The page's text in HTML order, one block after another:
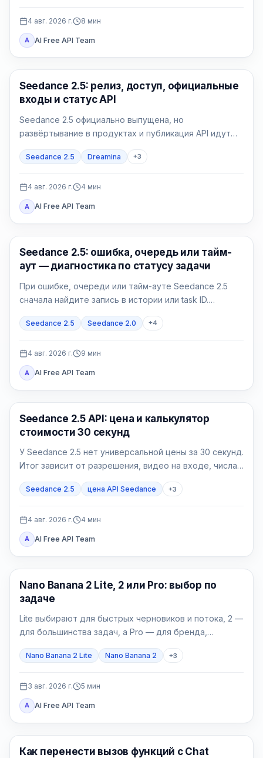
4 авг. 2026 г. 8 мин
A AI Free API Team
AI Video Generation
Seedance 2.5: релиз, доступ, официальные
входы и статус API
Seedance 2.5 официально выпущена, но
развёртывание в продуктах и публикация API идут
аккаунте и полный контракт своего провайдера.
Seedance 2.5 Dreamina +3
4 авг. 2026 г. 4 мин
A AI Free API Team
ИИ-видео
Seedance 2.5: ошибка, очередь или тайм-
аут — диагностика по статусу задачи
При ошибке, очереди или тайм-ауте Seedance 2.5
сначала найдите запись в истории или task ID.
дублировать; failed и expired требуют точного кода.
Seedance 2.5 Seedance 2.0 +4
4 авг. 2026 г. 9 мин
A AI Free API Team
Генерация AI-видео
Seedance 2.5 API: цена и калькулятор
стоимости 30 секунд
У Seedance 2.5 нет универсальной цены за 30 секунд.
Итог зависит от разрешения, видео на входе, числа
Seedance 2.5 цена API Seedance +3
4 авг. 2026 г. 4 мин
A AI Free API Team
Модели генерации изображений
Nano Banana 2 Lite, 2 или Pro: выбор по
задаче
Lite выбирают для быстрых черновиков и потока, 2 —
для большинства задач, а Pro — для бренда,
Nano Banana 2 Lite Nano Banana 2 +3
3 авг. 2026 г. 5 мин
A AI Free API Team
API Гайды
Как перенести вызов функций с Chat